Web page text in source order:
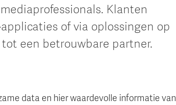
Klanten
of via oplossingen op
een betrouwbare partner.
data en hier waardevolle informatie van